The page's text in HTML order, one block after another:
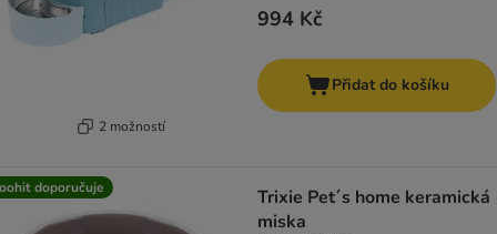
2 možností
994 Kč
Přidat do košíku
doporučuje
Trixie Pet´s home keramická
miska